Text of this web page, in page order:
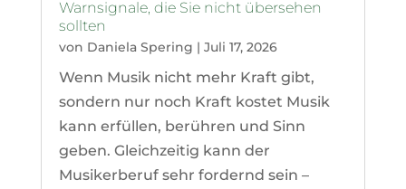
Warnsignale, die Sie nicht übersehen
sollten
von Daniela Spering | Juli 17, 2026
Wenn Musik nicht mehr Kraft gibt,
sondern nur noch Kraft kostet Musik
kann erfüllen, berühren und Sinn
geben. Gleichzeitig kann der
Musikerberuf sehr fordernd sein –